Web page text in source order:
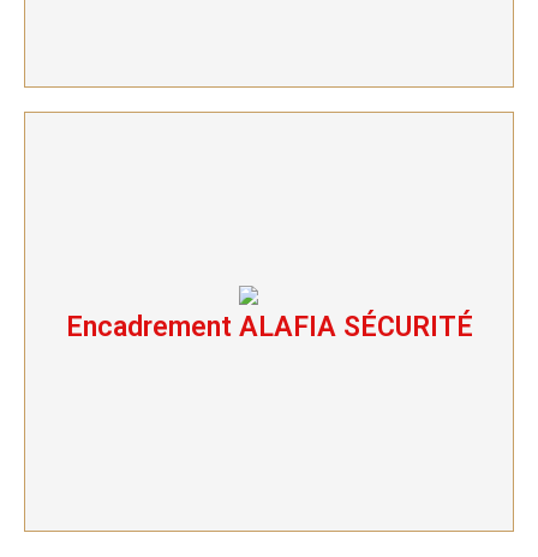
Encadrement ALAFIA SÉCURITÉ
Encadrement ALAFIA SÉCURITÉ